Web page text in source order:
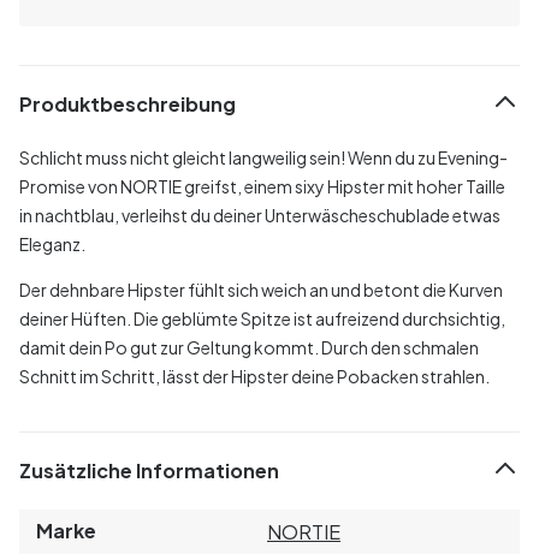
Produktbeschreibung
Schlicht muss nicht gleicht langweilig sein! Wenn du zu Evening-
Promise von NORTIE greifst, einem sixy Hipster mit hoher Taille
in nachtblau, verleihst du deiner Unterwäscheschublade etwas
Eleganz.
Der dehnbare Hipster fühlt sich weich an und betont die Kurven
deiner Hüften. Die geblümte Spitze ist aufreizend durchsichtig,
damit dein Po gut zur Geltung kommt. Durch den schmalen
Schnitt im Schritt, lässt der Hipster deine Pobacken strahlen.
Zusätzliche Informationen
Marke
NORTIE